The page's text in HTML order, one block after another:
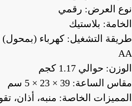
نوع العرض: رقمي
الخامة: بلاستيك
طريقة التشغيل: كهرباء (بمحول)
AA
الوزن: حوالي 1.17 كجم
مقاس الساعة: 39 × 23 × 5 سم
المميزات الخاصة: منبه، أذان،